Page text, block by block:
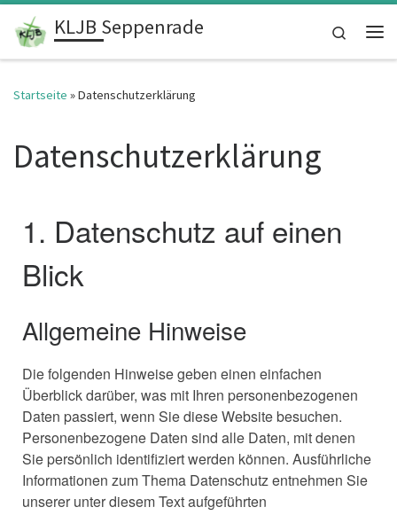
Zum Inhalt springen
KLJB Seppenrade
Search
Startseite »Datenschutzerklärung
Datenschutzerklärung
1. Datenschutz auf einen
Blick
Allgemeine Hinweise
Die folgenden Hinweise geben einen einfachen
Überblick darüber, was mit Ihren personenbezogenen
Daten passiert, wenn Sie diese Website besuchen.
Personenbezogene Daten sind alle Daten, mit denen
Sie persönlich identifiziert werden können. Ausführliche
Informationen zum Thema Datenschutz entnehmen Sie
unserer unter diesem Text aufgeführten